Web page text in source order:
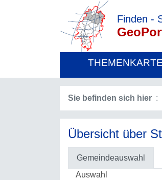
Finden -
Sie befinden sich hier
Übersicht über
Gemeindeauswahl
Auswahl